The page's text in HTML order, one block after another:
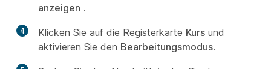
anzeigen .
4 Klicken Sie auf die Registerkarte Kurs und
aktivieren Sie den Bearbeitungsmodus.